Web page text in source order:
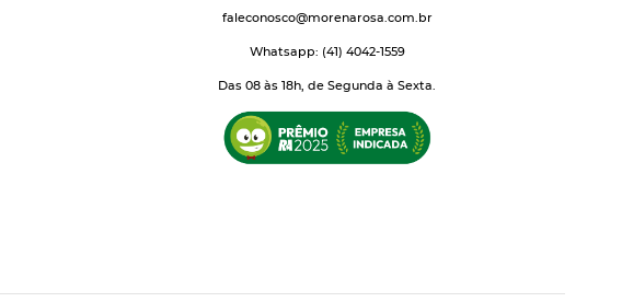
faleconosco@morenarosa.com.br
Whatsapp: (41) 4042-1559
Das 08 às 18h, de Segunda à Sexta.